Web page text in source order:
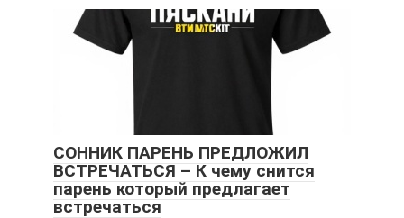
СОННИК ПАРЕНЬ ПРЕДЛОЖИЛ
ВСТРЕЧАТЬСЯ – К чему снится
парень который предлагает
встречаться